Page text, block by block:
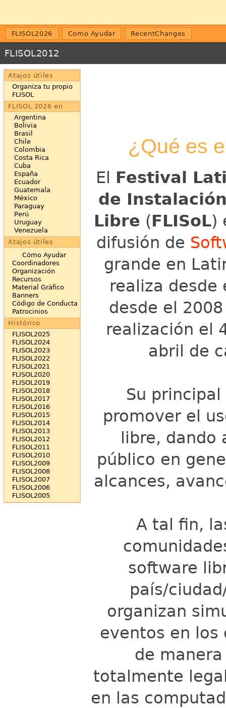
FLISOL2026 Como Ayudar RecentChanges
FLISOL2012
Atajos útiles
Organiza tu propio
FLISOL
FLISOL 2026 en
Argentina
Bolivia
Brasil
Chile
Colombia
Costa Rica
Cuba
España
Ecuador
Guatemala
México
Paraguay
Perú
Uruguay
Venezuela
Atajos útiles
Cómo Ayudar
Coordinadores
Organización
Recursos
Material Gráfico
Banners
Código de Conducta
Patrocinios
Histórico
FLISOL2025
FLISOL2024
FLISOL2023
FLISOL2022
FLISOL2021
FLISOL2020
FLISOL2019
FLISOL2018
FLISOL2017
FLISOL2016
FLISOL2015
FLISOL2014
FLISOL2013
FLISOL2012
FLISOL2011
FLISOL2010
FLISOL2009
FLISOL2008
FLISOL2007
FLISOL2006
FLISOL2005
¿Qué es
El Festival
de
Libre (FLISoL)
difusión de
grande en
realiza desde
desde el
realización el
abril de
Su
promover el
libre, dando
público en
alcances,
A tal fin,
software
país/
organizan
eventos en los
de
totalmente
en las